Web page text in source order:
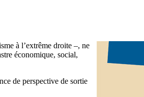
à l’extrême droite –, ne
économique, social,
de perspective de sortie